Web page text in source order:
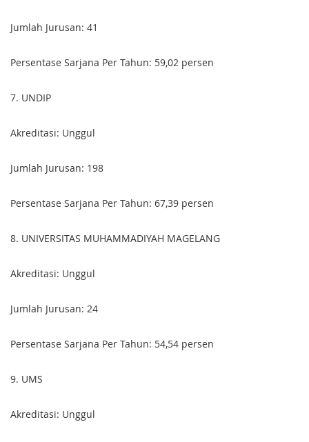
Jumlah Jurusan: 41
Persentase Sarjana Per Tahun: 59,02 persen
7. UNDIP
Akreditasi: Unggul
Jumlah Jurusan: 198
Persentase Sarjana Per Tahun: 67,39 persen
8. UNIVERSITAS MUHAMMADIYAH MAGELANG
Akreditasi: Unggul
Jumlah Jurusan: 24
Persentase Sarjana Per Tahun: 54,54 persen
9. UMS
Akreditasi: Unggul